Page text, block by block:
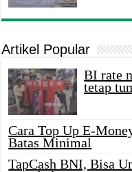
Artikel Popular
BI rate
tetap
Cara Top Up E-
Batas Minimal
TapCash BNI, Bisa